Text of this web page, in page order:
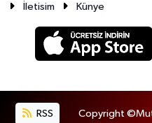
İletisim Künye
RSS Copyright